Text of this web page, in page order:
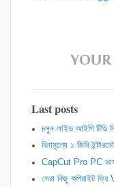
Last posts
চলুন লাইভ আইপি টিভি
বিনামূল্যে ১ জিবি
CapCut Pro PC
সেরা কিছু কপিরাইট